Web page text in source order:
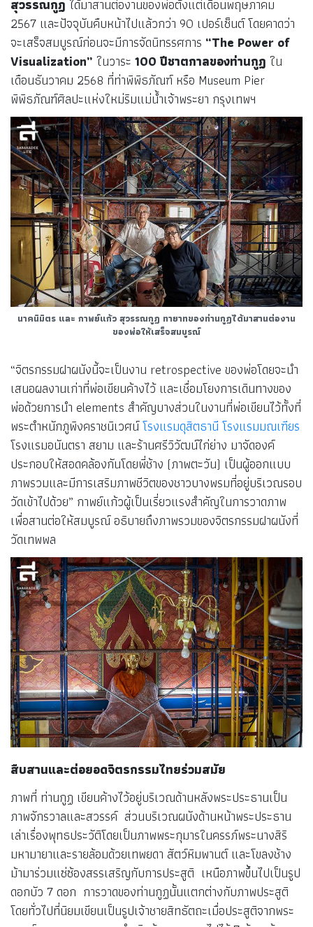
สุวรรณกูฏ ได้มาสานต่องานของพ่อตั้งแต่เดือนพฤษภาคม
2567 และปัจจุบันคืบหน้าไปแล้วกว่า 90 เปอร์เซ็นต์ โดยคาดว่า
จะเสร็จสมบูรณ์ก่อนจะมีการจัดนิทรรศการ “The Power of
Visualization” ในวาระ 100 ปีชาตกาลของท่านกูฏ ใน
เดือนธันวาคม 2568 ที่ท่าพิพิธภัณฑ์ หรือ Museum Pier
พิพิธภัณฑ์ศิลปะแห่งใหม่ริมแม่น้ำเจ้าพระยา กรุงเทพฯ
นาคนิมิตร และ กาพย์แก้ว สุวรรณกูฏ ทายาทของท่านกูฏได้มาสานต่องาน
ของพ่อให้เสร็จสมบูรณ์
“จิตรกรรมฝาผนังนี้จะเป็นงาน retrospective ของพ่อโดยจะนำ
เสนอผลงานเก่าที่พ่อเขียนค้างไว้ และเชื่อมโยงการเดินทางของ
พ่อด้วยการนำ elements สำคัญบางส่วนในงานที่พ่อเขียนไว้ทั้งที่
พระตำหนักภูพิงคราชนิเวศน์โรงแรมดุสิตธานี โรงแรมมณเฑียร
โรงแรมอนันตรา สยาม และร้านศรีวิวัฒน์ไก่ย่าง มาจัดองค์
ประกอบให้สอดคล้องกันโดยพี่ช้าง (ภาพตะวัน) เป็นผู้ออกแบบ
ภาพรวมและมีการเสริมภาพชีวิตของชาวบางพรมที่อยู่บริเวณรอบ
วัดเข้าไปด้วย” กาพย์แก้วผู้เป็นเรี่ยวแรงสำคัญในการวาดภาพ
เพื่อสานต่อให้สมบูรณ์ อธิบายถึงภาพรวมของจิตรกรรมฝาผนังที่
วัดเทพพล
สืบสานและต่อยอดจิตรกรรมไทยร่วมสมัย
ภาพที่ ท่านกูฏ เขียนค้างไว้อยู่บริเวณด้านหลังพระประธานเป็น
ภาพจักรวาลและสวรรค์ ส่วนบริเวณผนังด้านหน้าพระประธาน
เล่าเรื่องพุทธประวัติโดยเป็นภาพพระกุมารในครรภ์พระนางสิริ
มหามายาและรายล้อมด้วยเทพยดา สัตว์หิมพานต์ และโขลงช้าง
ม้ามาร่วมแซ่ซ้องสรรเสริญกับการประสูติ เหนือภาพขึ้นไปเป็นรูป
ดอกบัว 7 ดอก การวาดของท่านกูฏนั้นแตกต่างกับภาพประสูติ
โดยทั่วไปที่นิยมเขียนเป็นรูปเจ้าชายสิทธัตถะเมื่อประสูติจากพระ